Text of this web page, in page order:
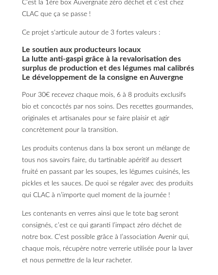
Simple ?
C’est la 1ére box Auvergnate zéro déchet et c’est chez
CLAC que ça se passe !
Ce projet s'articule autour de 3 fortes valeurs :
Le soutien aux producteurs locaux
La lutte anti-gaspi grâce à la revalorisation des
surplus de production et des légumes mal calibrés
Le développement de la consigne en Auvergne
Pour 30€ recevez chaque mois, 6 à 8 produits exclusifs
bio et concoctés par nos soins. Des recettes gourmandes,
originales et artisanales pour se faire plaisir et agir
concrètement pour la transition.
Les produits contenus dans la box seront un mélange de
tous nos savoirs faire, du tartinable apéritif au dessert
fruité en passant par les soupes, les légumes cuisinés, les
pickles et les sauces. De quoi se régaler avec des produits
qui CLAC à n’importe quel moment de la journée !
Les contenants en verres ainsi que le tote bag seront
consignés, c’est ce qui garanti l’impact zéro déchet de
notre box. C’est possible grâce à l’association Avenir qui,
chaque mois, récupère notre verrerie utilisée pour la laver
et nous permettre de la leur racheter.